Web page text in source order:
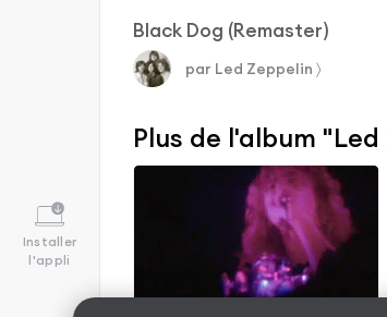
Installer
l'appli
Black Dog (Remaster)
par Led Zeppelin〉
Plus de l'album